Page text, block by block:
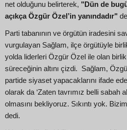
net olduğunu belirterek, "Dün de
açıkça Özgür Özel’in yanındadır"
Parti tabanının ve örgütün iradesini
vurgulayan Sağlam, ilçe örgütüyle
yolda liderleri Özgür Özel ile olan
süreceğinin altını çizdi. Sağlam,
partide siyaset yapacaklarını ifade
olarak da ‘Zaten tavrımız belli sabah
olmasını bekliyoruz. Sıkıntı yok.
dedi.